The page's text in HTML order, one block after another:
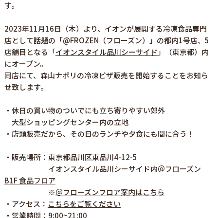
す。
2023年11月16日（木）より、イオンが展開する冷凍食品専門
店として話題の「@FROZEN（フローズン）」の都内1号店、5
店舗目となる「イオンスタイル品川シーサイド」（東京都）内
にオープン。
同店にて、森山ナポリの冷凍ピザ販売を開始することをお知ら
せ致します。
・休日の買い物のついでにも立ち寄りやすい郊外
大型ショッピングセンター内の立地
・店頭販売だから、その日のランチや夕食にも間に合う！
・販売場所：東京都品川区東品川4-12-5
イオンスタイル品川シーサイド内＠フローズン
B1F 食品フロア
※＠フローズンフロア案内はこちら
・アクセス： こちらをご覧ください
・営業時間：9:00~21:00